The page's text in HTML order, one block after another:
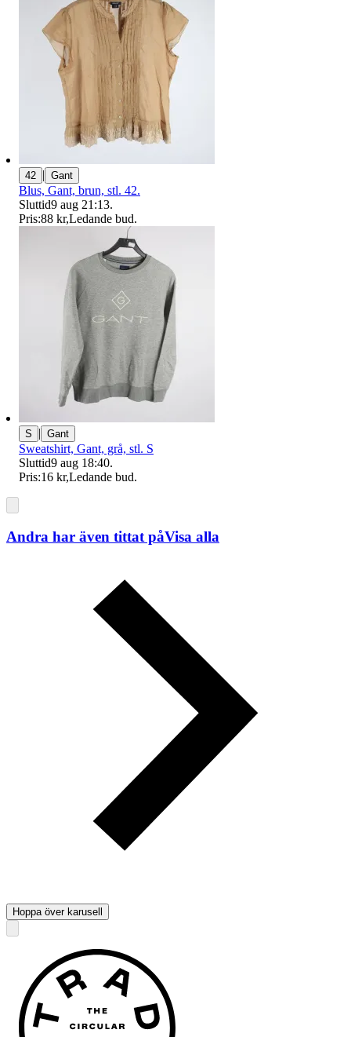
42 | Gant
Blus, Gant, brun, stl. 42.
Sluttid9 aug 21:13.
Pris:88 kr,Ledande bud.
S | Gant
Sweatshirt, Gant, grå, stl. S
Sluttid9 aug 18:40.
Pris:16 kr,Ledande bud.
Andra har även tittat påVisa alla
Hoppa över karusell